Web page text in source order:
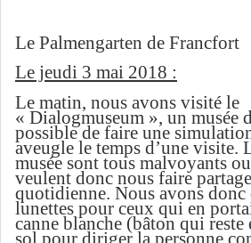
Le Palmengarten de Francfort
Le jeudi 3 mai 2018 :
Le matin, nous avons visité le
« Dialogmuseum », un musée
possible de faire une
aveugle le temps d’une visite.
musée sont tous malvoyants
veulent donc nous faire
quotidienne. Nous avons
lunettes pour ceux qui en
canne blanche (bâton qui reste
sol pour diriger la personne